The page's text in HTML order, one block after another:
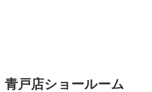
青戸店ショールーム